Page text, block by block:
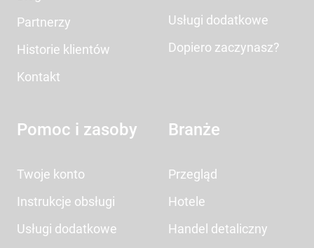
Partnerzy
Historie klientów
Kontakt
Usługi dodatkowe
Dopiero zaczynasz?
Pomoc i zasoby
Twoje konto
Instrukcje obsługi
Usługi dodatkowe
Branże
Przegląd
Hotele
Handel detaliczny